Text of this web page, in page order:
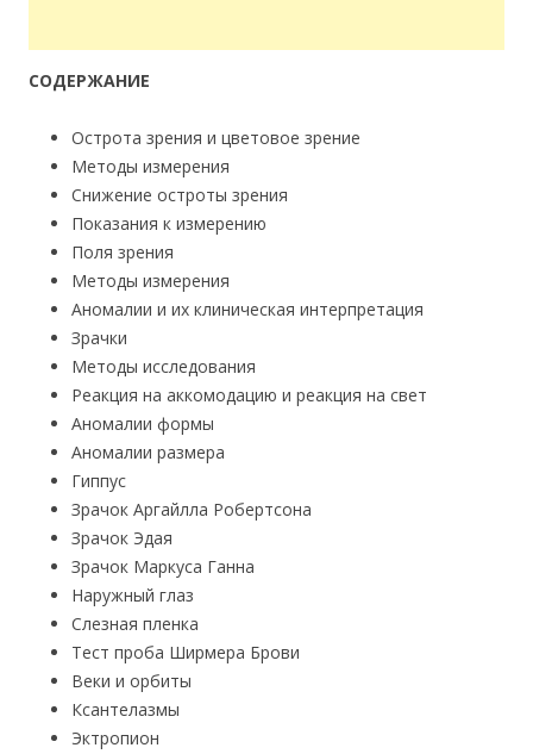
СОДЕРЖАНИЕ
Острота зрения и цветовое зрение
Методы измерения
Снижение остроты зрения
Показания к измерению
Поля зрения
Методы измерения
Аномалии и их клиническая интерпретация
Зрачки
Методы исследования
Реакция на аккомодацию и реакция на свет
Аномалии формы
Аномалии размера
Гиппус
Зрачок Аргайлла Робертсона
Зрачок Эдая
Зрачок Маркуса Ганна
Наружный глаз
Слезная пленка
Тест проба Ширмера Брови
Веки и орбиты
Ксантелазмы
Эктропион